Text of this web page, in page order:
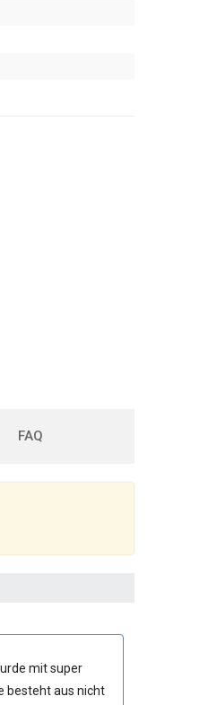
FAQ
mit super
besteht aus nicht